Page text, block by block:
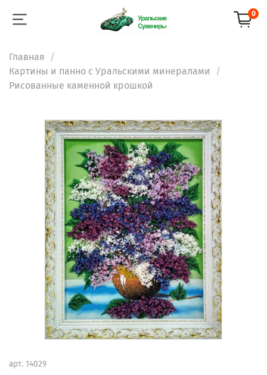
0
Главная
Картины и панно с Уральскими минералами
Рисованные каменной крошкой
арт. 14029